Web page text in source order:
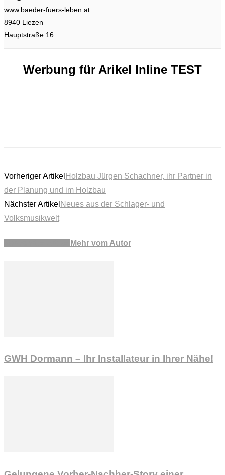
www.baeder-fuers-leben.at
8940 Liezen
Hauptstraße 16
Werbung für Arikel Inline TEST
Vorheriger Artikel Holzbau Jürgen Schachner, ihr Partner in
der Planung und im Holzbau
Nächster Artikel Neues aus der Schlager- und
Volksmusikwelt
Mehr vom Autor
GWH Dormann – Ihr Installateur in Ihrer Nähe!